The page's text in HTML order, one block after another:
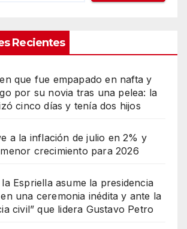
Recientes
que fue empapado en nafta y
por su novia tras una pelea: la
cinco días y tenía dos hijos
a la inflación de julio en 2% y
crecimiento para 2026
Espriella asume la presidencia
una ceremonia inédita y ante la
civil” que lidera Gustavo Petro